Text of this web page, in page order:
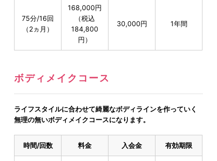
75分/16回
（2ヵ月）
168,000円
（税込
184,800
円）
30,000円 1年間
ボディメイクコース
ライフスタイルに合わせて綺麗なボディラインを作っていく
無理の無いボディメイクコースになります。
時間/回数 料金 入会金 有効期限